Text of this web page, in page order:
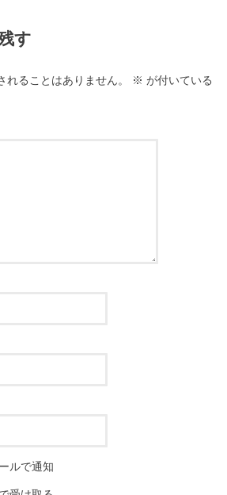
す
れることはありません。 ※ が付いている
ルで通知